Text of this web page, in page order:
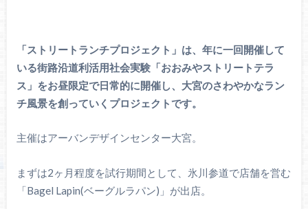
「ストリートランチプロジェクト」は、年に⼀回開催して
いる街路沿道利活⽤社会実験「おおみやストリートテラ
ス」をお昼限定で⽇常的に開催し、大宮のさわやかなラン
チ風景を創っていくプロジェクトです。
主催はアーバンデザインセンター大宮。
まずは2ヶ月程度を試行期間として、氷川参道で店舗を営む
「Bagel Lapin(ベーグルラパン)」が出店。